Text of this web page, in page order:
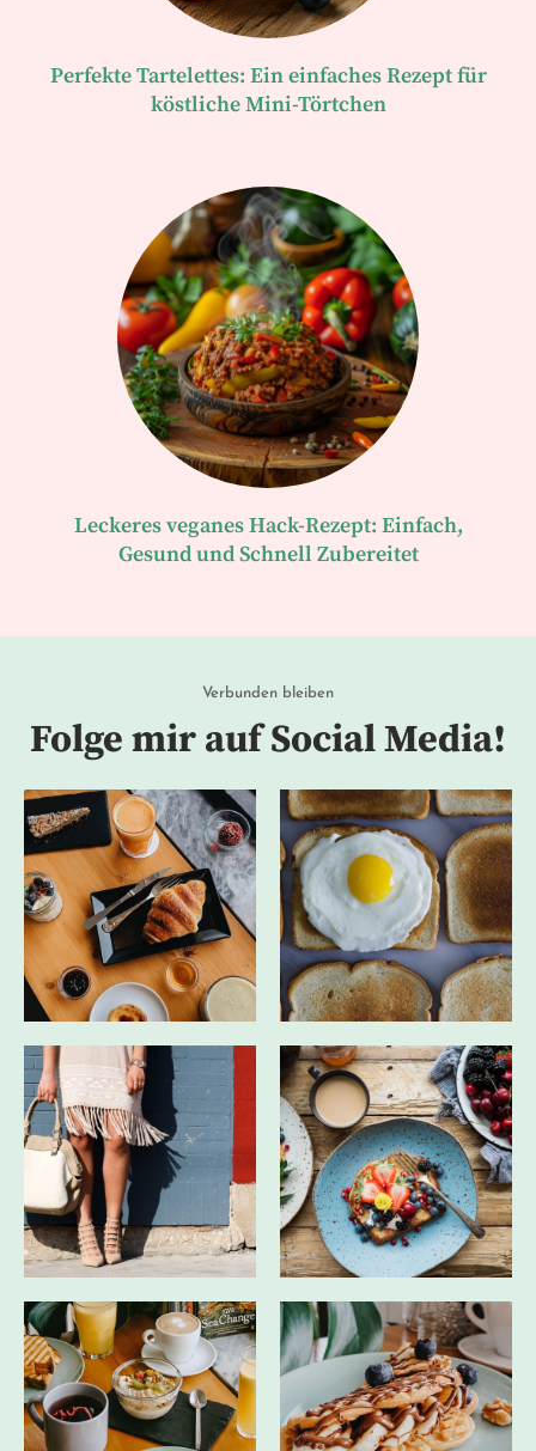
Perfekte Tartelettes: Ein einfaches Rezept für
köstliche Mini-Törtchen
Leckeres veganes Hack-Rezept: Einfach,
Gesund und Schnell Zubereitet
Verbunden bleiben
Folge mir auf Social Media!